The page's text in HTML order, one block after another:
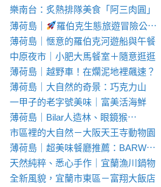
樂南台：炙熱排隊美食「阿三肉圓」
薄荷島｜ 羅伯克生態旅遊冒險公⋯
薄荷島｜愜意的羅伯克河遊船與午餐
中原夜市｜小肥大馬餐室＋隨意逛逛
薄荷島｜越野車！在爛泥地裡飆速？
薄荷島｜大自然的奇景：巧克力山
一甲子的老字號美味｜富美活海鮮
薄荷島｜Bilar人造林、眼鏡猴⋯
市區裡的大自然－大阪天王寺動物園
薄荷島｜超美味餐廳推薦：BARW⋯
天然純粹、悉心手作｜宜蘭漁川鍋物
全新風貌，宜蘭市東區－富翔大飯店